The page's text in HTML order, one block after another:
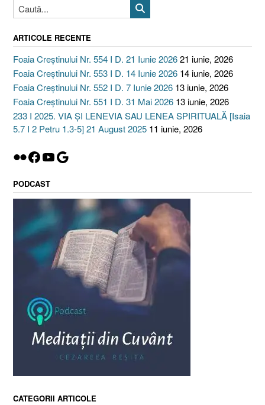
ARTICOLE RECENTE
Foaia Creștinului Nr. 554 I D. 21 Iunie 202621 iunie, 2026
Foaia Creștinului Nr. 553 I D. 14 Iunie 2026 14 iunie, 2026
Foaia Creștinului Nr. 552 I D. 7 Iunie 2026 13 iunie, 2026
Foaia Creștinului Nr. 551 I D. 31 Mai 2026 13 iunie, 2026
233 I 2025. VIA ȘI LENEVIA SAU LENEA SPIRITUALĂ [Isaia
5.7 I 2 Petru 1.3-5] 21 August 2025 11 iunie, 2026
Flickr
Facebook
YouTube
Google
PODCAST
CATEGORII ARTICOLE